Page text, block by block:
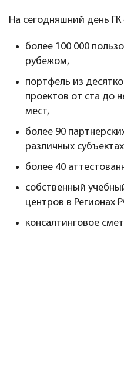
На сегодняшний день
более 100 000
рубежом,
портфель из
проектов от ста до
мест,
более 90
различных
более 40
собственный
центров в Регионах
консалтинговое